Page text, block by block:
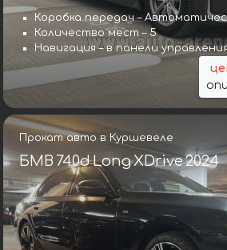
Коробка передач –
Количество мест – 5
Навигация – в панели
Прокат авто в Куршевеле
БМВ 740d Long XDrive 2024